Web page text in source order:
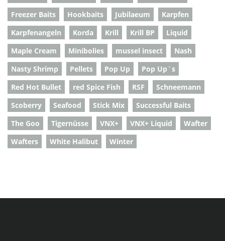
Freezer Baits
Hookbaits Jubilaeum
Karpfen
Karpfenangeln
Korda Krill Krill BP
Liquid
Maple Cream
Minibolies mussel insect
Nash
Nasty Shrimp
Pellets Pop Up
Pop Up`s
Red Hot Bullet
red Spice Fish RSF
Schneemann
Scoberry
Seafood Stick Mix
Successful Baits
The Goo
Tigernüsse VNX+ VNX+ Liquid
Wafter
Wafters
White Halibut Winter